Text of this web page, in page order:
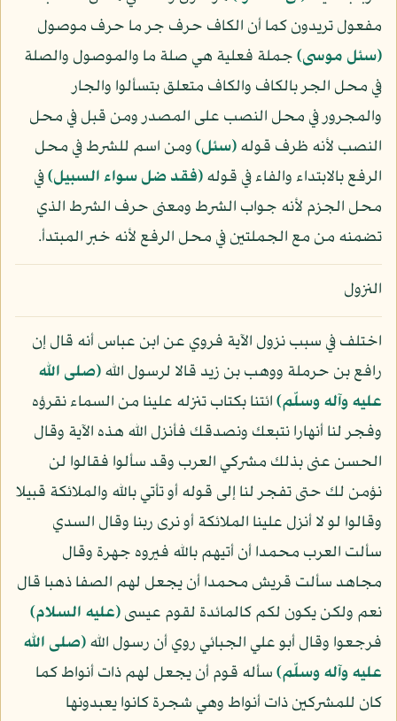
مفعول تريدون كما أن الكاف حرف جر ما حرف موصول
﴿سئل موسى﴾جملة فعلية هي صلة ما والموصول والصلة
في محل الجر بالكاف والكاف متعلق بتسألوا والجار
والمجرور في محل النصب على المصدر ومن قبل في محل
النصب لأنه ظرف قوله﴿سئل﴾ومن اسم للشرط في محل
الرفع بالابتداء والفاء في قوله﴿فقد ضل سواء السبيل﴾في
محل الجزم لأنه جواب الشرط ومعنى حرف الشرط الذي
تضمنه من مع الجملتين في محل الرفع لأنه خبر المبتدأ.
النزول
اختلف في سبب نزول الآية فروي عن ابن عباس أنه قال إن
رافع بن حرملة ووهب بن زيد قالا لرسول الله(صلى الله
عليه وآله وسلّم)ائتنا بكتاب تنزله علينا من السماء نقرؤه
وفجر لنا أنهارا نتبعك ونصدقك فأنزل الله هذه الآية وقال
الحسن عنى بذلك مشركي العرب وقد سألوا فقالوا لن
نؤمن لك حتى تفجر لنا إلى قوله أو تأتي بالله والملائكة قبيلا
وقالوا لو لا أنزل علينا الملائكة أو نرى ربنا وقال السدي
سألت العرب محمدا أن أتيهم بالله فيروه جهرة وقال
مجاهد سألت قريش محمدا أن يجعل لهم الصفا ذهبا قال
نعم ولكن يكون لكم كالمائدة لقوم عيسى(عليه السلام)
فرجعوا وقال أبو علي الجبائي روي أن رسول الله(صلى الله
عليه وآله وسلّم)سأله قوم أن يجعل لهم ذات أنواط كما
كان للمشركين ذات أنواط وهي شجرة كانوا يعبدونها